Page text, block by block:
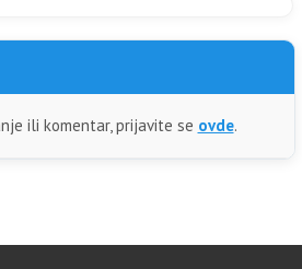
ili komentar, prijavite se ovde.